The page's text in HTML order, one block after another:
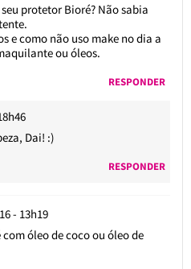
protetor Bioré? Não sabia
e como não uso make no dia a
ou óleos.
RESPONDER
Dai! :)
RESPONDER
- 13h19
óleo de coco ou óleo de